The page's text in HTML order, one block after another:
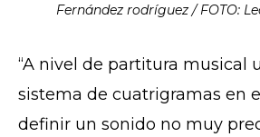
Fernández rodríguez / FOTO:
“A nivel de partitura musical
sistema de cuatrigramas en
definir un sonido no muy